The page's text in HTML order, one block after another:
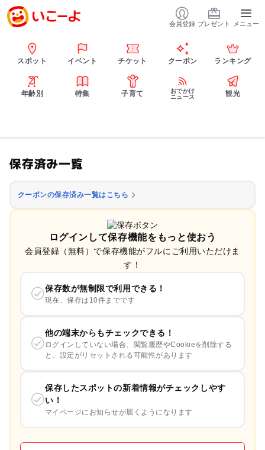
会員登録 プレゼント メニュー
スポット イベント チケット クーポン ランキング
年齢別 特集 子育て
おでかけ
ニュース
観光
保存済み一覧
クーポンの保存済み一覧はこちら
ログインして保存機能をもっと使おう
会員登録（無料）で保存機能がフルにご利用いただけま
す！
保存数が無制限で利用できる！
現在、保存は10件までです
他の端末からもチェックできる！
ログインしていない場合、閲覧履歴やCookieを削除する
と、設定がリセットされる可能性があります
保存したスポットの新着情報がチェックしやす
い！
マイページにお知らせが届くようになります